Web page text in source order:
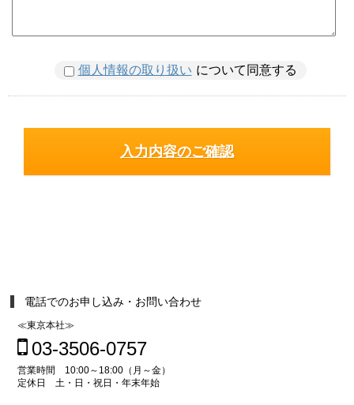
個人情報の取り扱い について同意する
電話でのお申し込み・お問い合わせ
≪東京本社≫
03-3506-0757
営業時間 10:00～18:00（月～金）
定休日 土・日・祝日・年末年始